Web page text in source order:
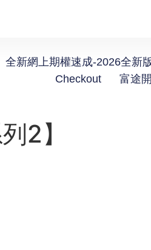
全新網上期權速成-2026全新
Checkout
富途
2】